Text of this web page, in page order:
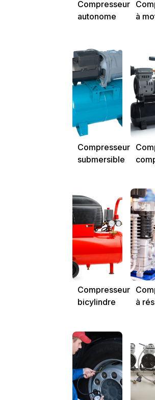
Compresseur
autonome
à
Compresseur
submersible
Compresseur
bicylindre
à